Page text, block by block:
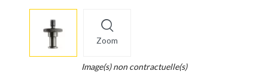
Zoom
info
Legend...
Image(s) non contractuelle(s)